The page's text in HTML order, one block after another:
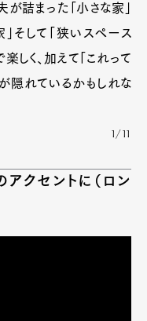
詰まった「小さな家」
そして「狭いスペース
しく、加えて「これって
隠れているかもしれな
1/11
クセントに（ロン